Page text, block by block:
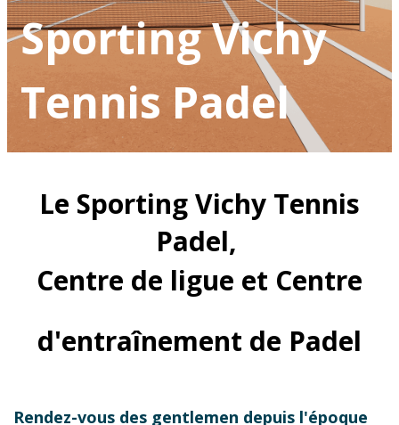
Sporting Vichy
Tennis Padel
Le Sporting Vichy Tennis
Padel,
Centre de ligue et Centre
d'entraînement de Padel
Rendez-vous des gentlemen depuis l'époque